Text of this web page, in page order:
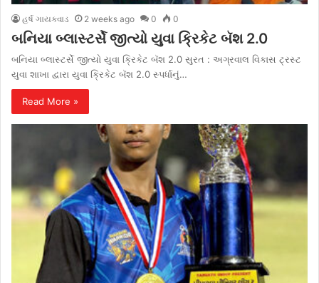
હર્ષ ગાયક્વાડ 2 weeks ago 0 0
બનિયા બ્લાસ્ટર્સે જીત્યો યુવા ક્રિકેટ બૅશ 2.0
બનિયા બ્લાસ્ટર્સે જીત્યો યુવા ક્રિકેટ બૅશ 2.0 સુરત : અગ્રવાલ વિકાસ ટ્રસ્ટ
યુવા શાખા દ્વારા યુવા ક્રિકેટ બૅશ 2.0 સ્પર્ધાનું…
Read More »